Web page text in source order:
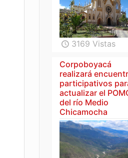
3169 Vistas
Corpoboyacá
realizará
participativos
actualizar el
del río Medio
Chicamocha